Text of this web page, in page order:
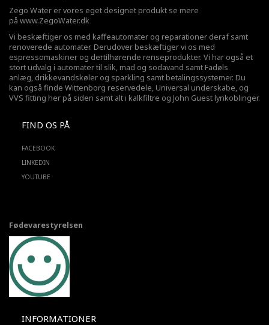
Zego Water er vores eget designet produkt se mere
på www.ZegoWater.dk
Vi beskæftiger os med kaffeautomater og reparationer deraf samt
renoverede automater. Derudover beskæftiger vi os med
espressomaskiner og dertilhørende renseprodukter. Vi har også et
stort udvalg i automater til slik, mad og sodavand samt Fadøls
anlæg, drikkevandskøler og sparkling samt betalingssystemer. Du
kan også finde Wittenborg reservedele, Universal underskabe, og
VVS fitting her på siden samt alt i kalkfiltre og John Guest lynkoblinger.
FIND OS PÅ
FACEBOOK
LINKEDIN
YOUTUBE
Fødevarestyrelsen
INFORMATIONER